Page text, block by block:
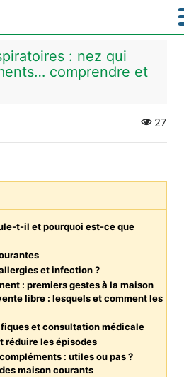
: nez qui
comprendre et
27
t-il et pourquoi est-ce que
et infection ?
: premiers gestes à la maison
libre : lesquels et comment les
et consultation médicale
réduire les épisodes
: utiles ou pas ?
maison courants